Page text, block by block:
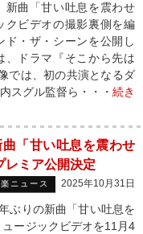
曲「甘い吐息を震わせ
クビデオの撮影裏側を編
ド・ザ・シーンを公開し
ドラマ『そこから先は
では、初の共演となるダ
スグル監督ら・・・ 続き
「甘い吐息を震わせ
レミア公開決定
ニュース 2025年10月31日
ぶりの新曲「甘い吐息を
ージックビデオを11月4